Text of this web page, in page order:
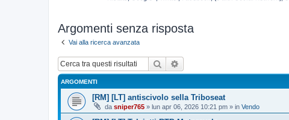
Argomenti senza risposta
Vai alla ricerca avanzata
Cerca
ARGOMENTI
[RM] [LT] antiscivolo sella Triboseat
da sniper765 » lun apr 06, 2026 10:21 pm » in Vendo